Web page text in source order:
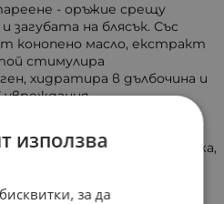
- оръжие срещу
на блясък. Със
конопено масло, екстракт
стимулира
хидратира в дълбочина и
подмладява кожата,
блясък и младежки вид.
за стегната и сияеща кожа,
и изглеждате
използва
за да